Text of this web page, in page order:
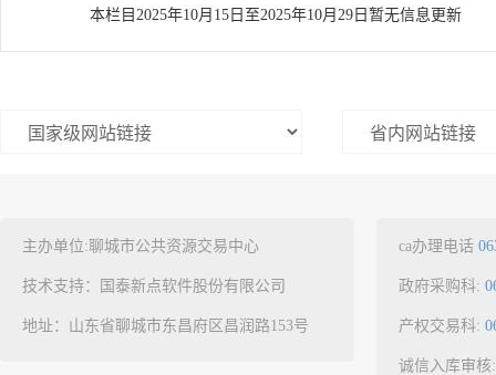
本栏目2025年10月15日至2025年10月29日暂无信息更新
主办单位:聊城市公共资源交易中心
技术支持：国泰新点软件股份有限公司
地址：山东省聊城市东昌府区昌润路153号
ca办理电话
政府采购科:
产权交易科:
诚信入库审